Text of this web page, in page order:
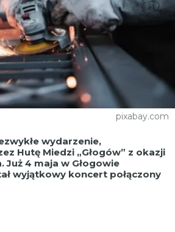
pixabay.com
wydarzenie,
Hutę Miedzi „Głogów” z okazji
Już 4 maja w Głogowie
wyjątkowy koncert połączony